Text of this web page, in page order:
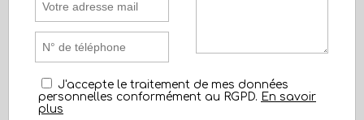
J'accepte le traitement de mes données
personnelles conformément au RGPD. En savoir
plus